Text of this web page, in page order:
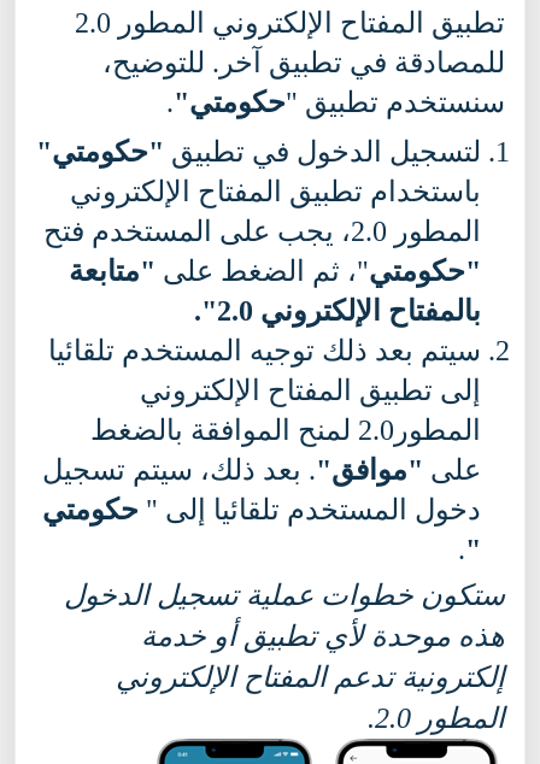
تطبيق المفتاح الإلكتروني المطور 2.0
للمصادقة في تطبيق آخر. للتوضيح،
سنستخدم تطبيق "حكومتي".
لتسجيل الدخول في تطبيق "حكومتي"
باستخدام تطبيق المفتاح الإلكتروني
المطور 2.0، يجب على المستخدم فتح
"حكومتي"، ثم الضغط على "متابعة
بالمفتاح الإلكتروني 2.0
".
سيتم بعد ذلك توجيه المستخدم تلقائيا
إلى تطبيق المفتاح الإلكتروني
المطور2.0 لمنح الموافقة بالضغط
على "موافق". بعد ذلك، سيتم تسجيل
دخول المستخدم تلقائيا إلى " حكومتي
"
.
ستكون خطوات عملية تسجيل الدخول
هذه موحدة لأي تطبيق أو خدمة
إلكترونية تدعم المفتاح الإلكتروني
المطور 2.0
.